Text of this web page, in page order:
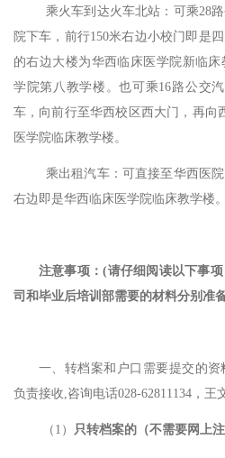
乘火车到达火车北站：可乘28
院下车，前行150米右边小校门即是
的右边大楼为华西临床医学院新临
学院第八教学楼。也可乘16路公交
车，向前行至华西校区西大门，再向
医学院临床教学楼。
乘出租汽车：可直接至华西医
右边即是华西临床医学院临床教学楼。
注意事项：(请仔细阅读以下事
司和毕业后培训部需要的材料分别准
一、转档案和户口需要提交的
负责接收,咨询电话028-62811134，王
（ 1） 只转档案的（不需要网上注